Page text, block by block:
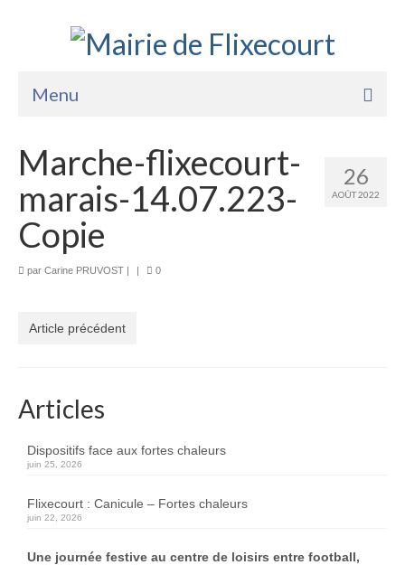
Menu
La Mairie
Vie Pratique
Services
Sports Loisirs et Culture
26
AOÛT 2022
Marche-flixecourt-
marais-14.07.223-
Copie
par Carine PRUVOST | | 0
Article précédent
Articles
Dispositifs face aux fortes chaleurs
juin 25, 2026
Flixecourt : Canicule – Fortes chaleurs
juin 22, 2026
Une journée festive au centre de loisirs entre football,